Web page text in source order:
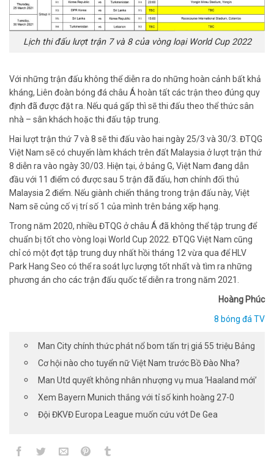
Lịch thi đấu lượt trận 7 và 8 của vòng loại World Cup 2022
Với những trận đấu không thể diễn ra do những hoàn cảnh bất khả
kháng, Liên đoàn bóng đá châu Á hoàn tất các trận theo đúng quy
định đã được đặt ra. Nếu quá gấp thì sẽ thi đấu theo thể thức sân
nhà – sân khách hoặc thi đấu tập trung.
Hai lượt trận thứ 7 và 8 sẽ thi đấu vào hai ngày 25/3 và 30/3. ĐTQG
Việt Nam sẽ có chuyến làm khách trên đất Malaysia ở lượt trận thứ
8 diễn ra vào ngày 30/03. Hiện tại, ở bảng G, Việt Nam đang dẫn
đầu với 11 điểm có được sau 5 trận đã đấu, hơn chính đối thủ
Malaysia 2 điểm. Nếu giành chiến thắng trong trận đấu này, Việt
Nam sẽ củng cố vị trí số 1 của mình trên bảng xếp hạng.
Trong năm 2020, nhiều ĐTQG ở châu Á đã không thể tập trung để
chuẩn bị tốt cho vòng loại World Cup 2022. ĐTQG Việt Nam cũng
chỉ có một đợt tập trung duy nhất hồi tháng 12 vừa qua để HLV
Park Hang Seo có thể ra soát lực lượng tốt nhất và tìm ra những
phương án cho các trận đấu quốc tế diễn ra trong năm 2021.
Hoàng Phúc
8 bóng đá TV
Man City chính thức phát nổ bom tấn trị giá 55 triệu Bảng
Cơ hội nào cho tuyển nữ Việt Nam trước Bồ Đào Nha?
Man Utd quyết không nhân nhượng vụ mua ‘Haaland mới’
Xem Bayern Munich thắng với tỉ số kinh hoàng 27-0
Đội ĐKVĐ Europa League muốn cứu vớt De Gea